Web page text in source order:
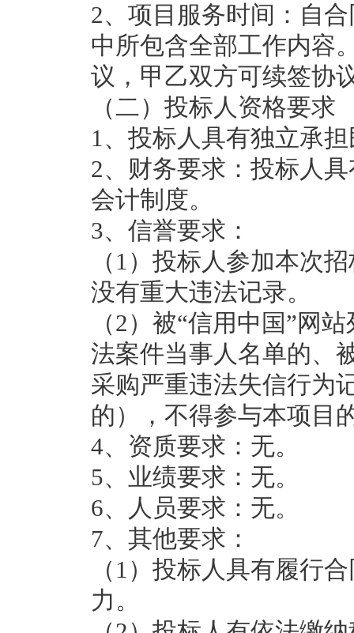
2、项目服务时间：自
中所包含全部工作内容
议，甲乙双方可续签协
（二）投标人资格要求
1、投标人具有独立承
2、财务要求：投标人
会计制度。
3、信誉要求：
（1）投标人参加本次
没有重大违法记录。
（2）被“信用中国”网
法案件当事人名单的、
采购严重违法失信行为
的），不得参与本项目
4、资质要求：无。
5、业绩要求：无。
6、人员要求：无。
7、其他要求：
（1）投标人具有履行
力。